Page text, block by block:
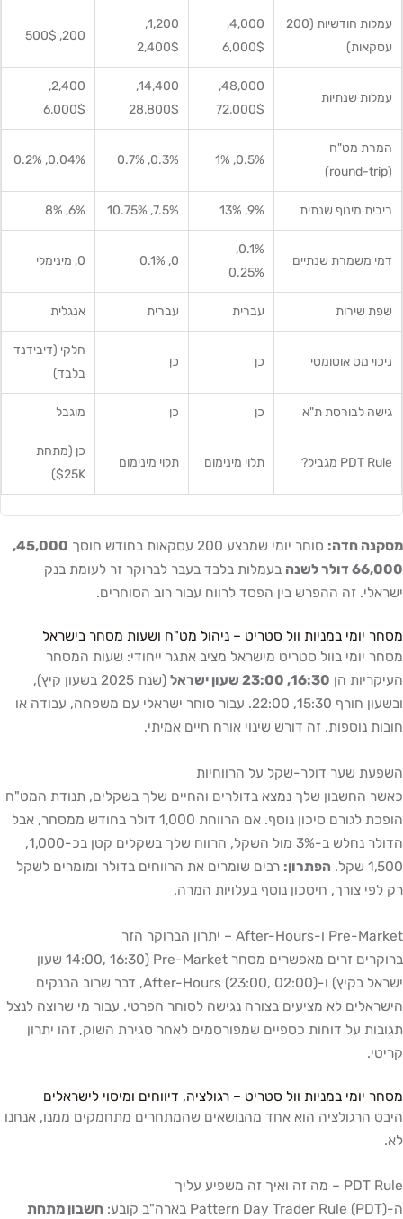
עמלות חודשיות (200
עסקאות)
4,000,
6,000$
1,200,
2,400$
200, 500$
עמלות שנתיות
48,000,
72,000$
14,400,
28,800$
2,400,
6,000$
המרת מט"ח
(round-trip)
0.5%, 1%
0.3%, 0.7%
0.04%, 0.2%
ריבית מינוף שנתית 9%, 13%
7.5%, 10.75%
6%, 8%
דמי משמרת שנתיים
0.1%,
0.25%
0, 0.1% 0, מינימלי
שפת שירות עברית עברית אנגלית
ניכוי מס אוטומטי כן כן
חלקי (דיבידנד
בלבד)
גישה לבורסת ת"א כן כן מוגבל
PDT Rule מגביל? תלוי מינימום תלוי מינימום
כן (מתחת
25K$)
מסקנה חדה: סוחר יומי שמבצע 200 עסקאות בחודש חוסך
45,000,
66,000 דולר לשנה
בעמלות בלבד בעבר לברוקר זר לעומת בנק
ישראלי. זה ההפרש בין הפסד לרווח עבור רוב הסוחרים.
מסחר יומי במניות וול סטריט – ניהול מט"ח ושעות מסחר בישראל
מסחר יומי בוול סטריט מישראל מציב אתגר ייחודי: שעות המסחר
העיקריות הן 16:30, 23:00 שעון ישראל
(שנת 2025 בשעון קיץ),
ובשעון חורף 15:30, 22:00. עבור סוחר ישראלי עם משפחה, עבודה או
חובות נוספות, זה דורש שינוי אורח חיים אמיתי.
השפעת שער דולר-שקל על הרווחיות
כאשר החשבון שלך נמצא בדולרים והחיים שלך בשקלים, תנודת המט"ח
הופכת לגורם סיכון נוסף. אם הרווחת 1,000 דולר בחודש ממסחר, אבל
הדולר נחלש ב-3% מול השקל, הרווח שלך בשקלים קטן בכ-1,000,
1,500 שקל.
הפתרון: רבים שומרים את הרווחים בדולר ומומרים לשקל
רק לפי צורך, חיסכון נוסף בעלויות המרה.
Pre-Market ו-After-Hours – יתרון הברוקר הזר
ברוקרים זרים מאפשרים מסחר Pre-Market (14:00, 16:30 שעון
ישראל בקיץ) ו-After-Hours (23:00, 02:00), דבר שרוב הבנקים
הישראלים לא מציעים בצורה נגישה לסוחר הפרטי. עבור מי שרוצה לנצל
תגובות על דוחות כספיים שמפורסמים לאחר סגירת השוק, זהו יתרון
קריטי.
מסחר יומי במניות וול סטריט – רגולציה, דיווחים ומיסוי לישראלים
היבט הרגולציה הוא אחד מהנושאים שהמתחרים מתחמקים ממנו, אנחנו
לא.
PDT Rule – מה זה ואיך זה משפיע עליך
ה-Pattern Day Trader Rule (PDT) בארה"ב קובע:
חשבון מתחת